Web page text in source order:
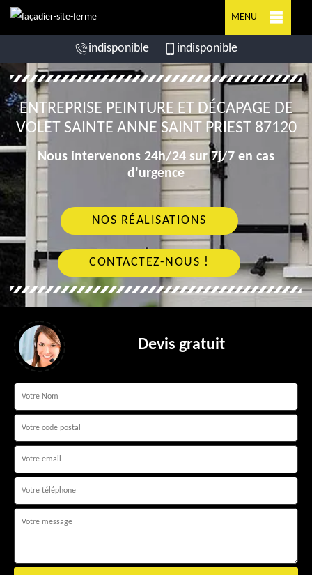
MENU
indisponible indisponible
ENTREPRISE PEINTURE ET DÉCAPAGE DE
VOLET SAINTE ANNE SAINT PRIEST 87120
Nous intervenons 24h/24 sur 7j/7 en cas
d'urgence
NOS RÉALISATIONS
CONTACTEZ-NOUS !
Devis gratuit